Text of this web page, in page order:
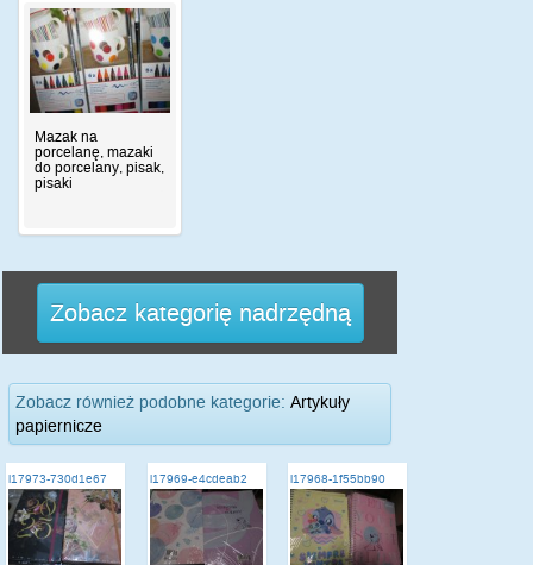
Mazak na
porcelanę, mazaki
do porcelany, pisak,
pisaki
Zobacz kategorię nadrzędną
Zobacz również podobne kategorie: Artykuły
papiernicze
i17973-730d1e67 i17969-e4cdeab2 i17968-1f55bb90